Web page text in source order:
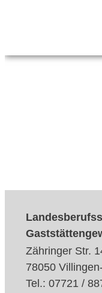
Zähringer Str.
78050
Tel.: 07721 /